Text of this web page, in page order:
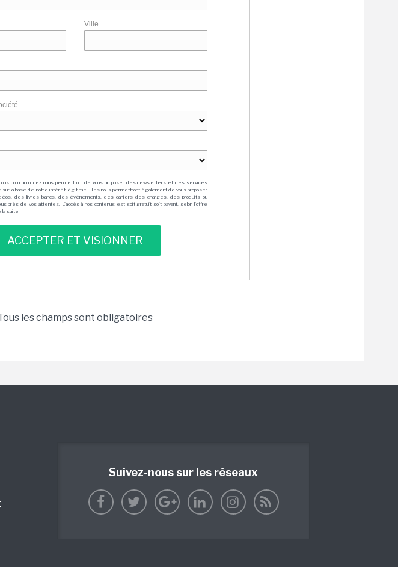
Ville
communiquez nous permettront de vous proposer des newsletters et des services
sur la base de notre intérêt légitime. Elles nous permettront également de vous proposer
des livres blancs, des événements, des cahiers des charges, des produits ou
près de vos attentes. L'accès à nos contenus est soit gratuit soit payant, selon l'offre
la suite
les champs sont obligatoires
Suivez-nous sur les réseaux